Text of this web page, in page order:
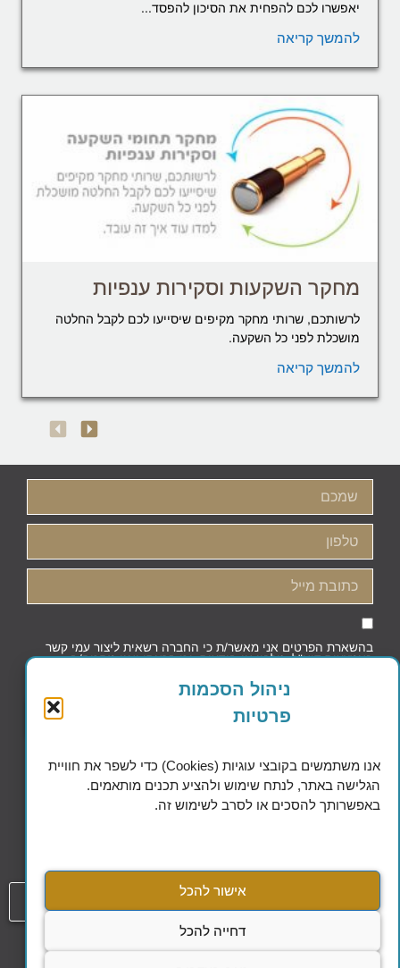
ניהול הסכמות
פרטיות
אנו משתמשים בקובצי עוגיות (Cookies) כדי לשפר את חוויית
הגלישה באתר, לנתח שימוש ולהציע תכנים מותאמים.
באפשרותך להסכים או לסרב לשימוש זה.
אישור להכל
דחייה להכל
יאפשרו לכם להפחית את הסיכון להפסד...
להמשך קריאה
מחקר השקעות וסקירות ענפיות
לרשותכם, שרותי מחקר מקיפים שיסייעו לכם לקבל החלטה
מושכלת לפני כל השקעה.
להמשך קריאה
בהשארת הפרטים אני מאשר/ת כי החברה רשאית ליצור עמי קשר
באמצעות דוא"ל, טלפון או הודעות, וכי קראתי ואני מסכים/ה
054-808-1508
עמודהסדרי נגישות